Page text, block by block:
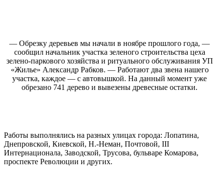
— Обрезку деревьев мы начали в ноябре прошлого года, —
сообщил начальник участка зеленого строительства цеха
зелено-паркового хозяйства и ритуального обслуживания УП
«Жилье» Александр Рабков. — Работают два звена нашего
участка, каждое — с автовышкой. На данный момент уже
обрезано 741 дерево и вывезены древесные остатки.
Работы выполнялись на разных улицах города: Лопатина,
Днепровской, Киевской, Н.-Неман, Почтовой, III
Интернационала, Заводской, Трусова, бульваре Комарова,
проспекте Революции и других.